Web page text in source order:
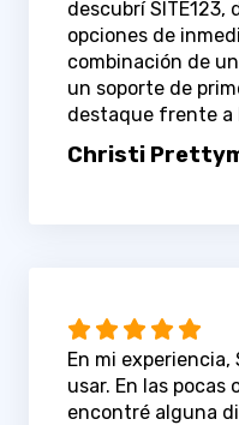
descubrí SITE123,
opciones de
combinación de
un soporte de
destaque frente a
Christi
En mi experiencia,
usar. En las pocas
encontré alguna